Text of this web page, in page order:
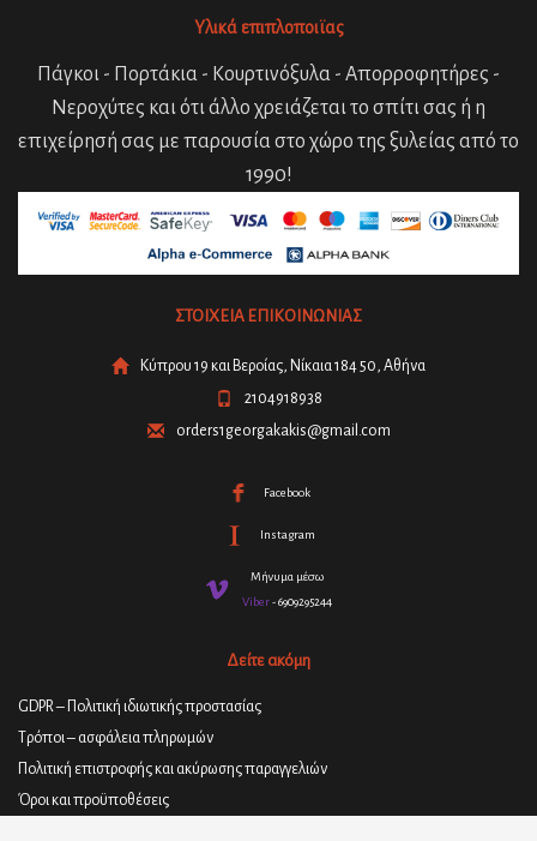
Υλικά επιπλοποιϊας
Πάγκοι - Πορτάκια - Κουρτινόξυλα - Απορροφητήρες -
Νεροχύτες και ότι άλλο χρειάζεται το σπίτι σας ή η
επιχείρησή σας με παρουσία στο χώρο της ξυλείας από το
1990!
ΣΤΟΙΧΕΙΑ ΕΠΙΚΟΙΝΩΝΙΑΣ
Κύπρου 19 και Βεροίας, Νίκαια 184 50, Αθήνα
2104918938
orders1georgakakis@gmail.com
Facebook
Instagram
Μήνυμα μέσω
Viber- 6909295244
Δείτε ακόμη
GDPR – Πολιτική ιδιωτικής προστασίας
Τρόποι – ασφάλεια πληρωμών
Πολιτική επιστροφής και ακύρωσης παραγγελιών
Όροι και προϋποθέσεις